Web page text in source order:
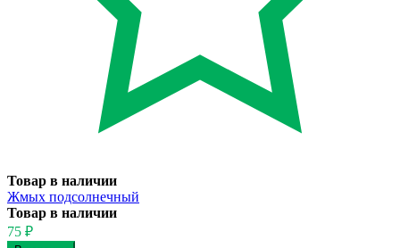
Товар в наличии
Жмых подсолнечный
Товар в наличии
75 ₽